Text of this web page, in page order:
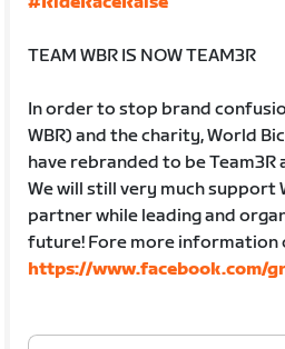
TEAM WBR IS NOW TEAM3R
In order to stop brand
WBR) and the charity, World
have rebranded to be Team3R
We will still very much support
partner while leading and
future! Fore more information
https://www.facebook.com/